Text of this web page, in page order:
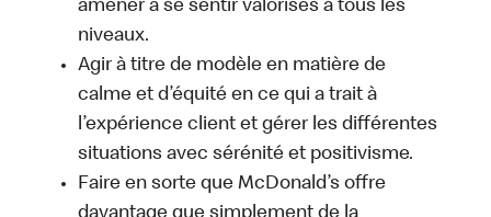
amener à se sentir valorisés à tous les
niveaux.
Agir à titre de modèle en matière de
calme et d’équité en ce qui a trait à
l’expérience client et gérer les différentes
situations avec sérénité et positivisme.
Faire en sorte que McDonald’s offre